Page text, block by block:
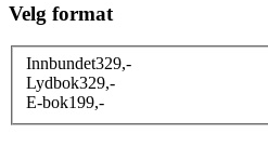
Velg format
Innbundet329,-
Lydbok329,-
E-bok199,-